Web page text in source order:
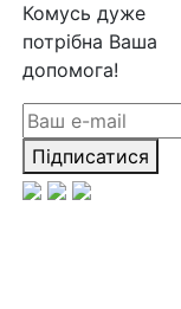
Комусь дуже
потрібна Ваша
допомога!
Підписатися